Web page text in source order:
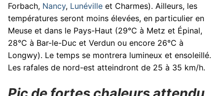
Forbach, Nancy, Lunéville et Charmes). Ailleurs, les
températures seront moins élevées, en particulier en
Meuse et dans le Pays-Haut (29°C à Metz et Épinal,
28°C à Bar-le-Duc et Verdun ou encore 26°C à
Longwy). Le temps se montrera lumineux et ensoleillé.
Les rafales de nord-est atteindront de 25 à 35 km/h.